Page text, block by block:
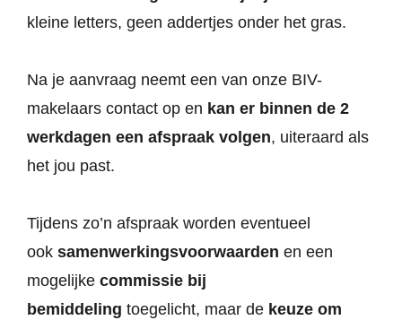
kleine letters, geen addertjes onder het gras.
Na je aanvraag neemt een van onze BIV-
makelaars contact op en kan er binnen de 2
werkdagen een afspraak volgen, uiteraard als
het jou past.
Tijdens zo’n afspraak worden eventueel
ook samenwerkingsvoorwaarden en een
mogelijke commissie bij
bemiddeling toegelicht, maar de keuze om